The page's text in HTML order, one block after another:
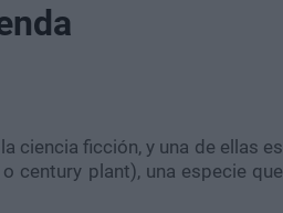
ciencia ficción, y una de ellas es
century plant), una especie que